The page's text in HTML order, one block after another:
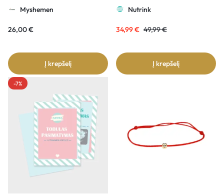
Myshemen
26,00€
Į krepšelį
Nutrink
34,99€ 49,99€
Į krepšelį
-7%